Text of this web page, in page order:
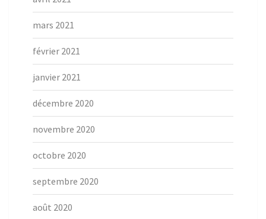
mars 2021
février 2021
janvier 2021
décembre 2020
novembre 2020
octobre 2020
septembre 2020
août 2020